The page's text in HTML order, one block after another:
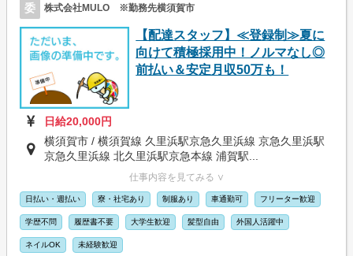
委 株式会社MULO ※勤務先横須賀市
【配達スタッフ】≪登録制≫夏に
向けて積極採用中！ノルマなし◎
前払い＆安定月収50万も！
日給20,000円
横須賀市 / 横須賀線 久里浜駅京急久里浜線 京急久里浜駅
京急久里浜線 北久里浜駅京急本線 浦賀駅...
仕事内容を見てみる ∨
日払い・週払い 寮・社宅あり 制服あり 車通勤可 フリーター歓迎
学歴不問 履歴書不要 大学生歓迎 髪型自由 外国人活躍中
ネイルOK 未経験歓迎